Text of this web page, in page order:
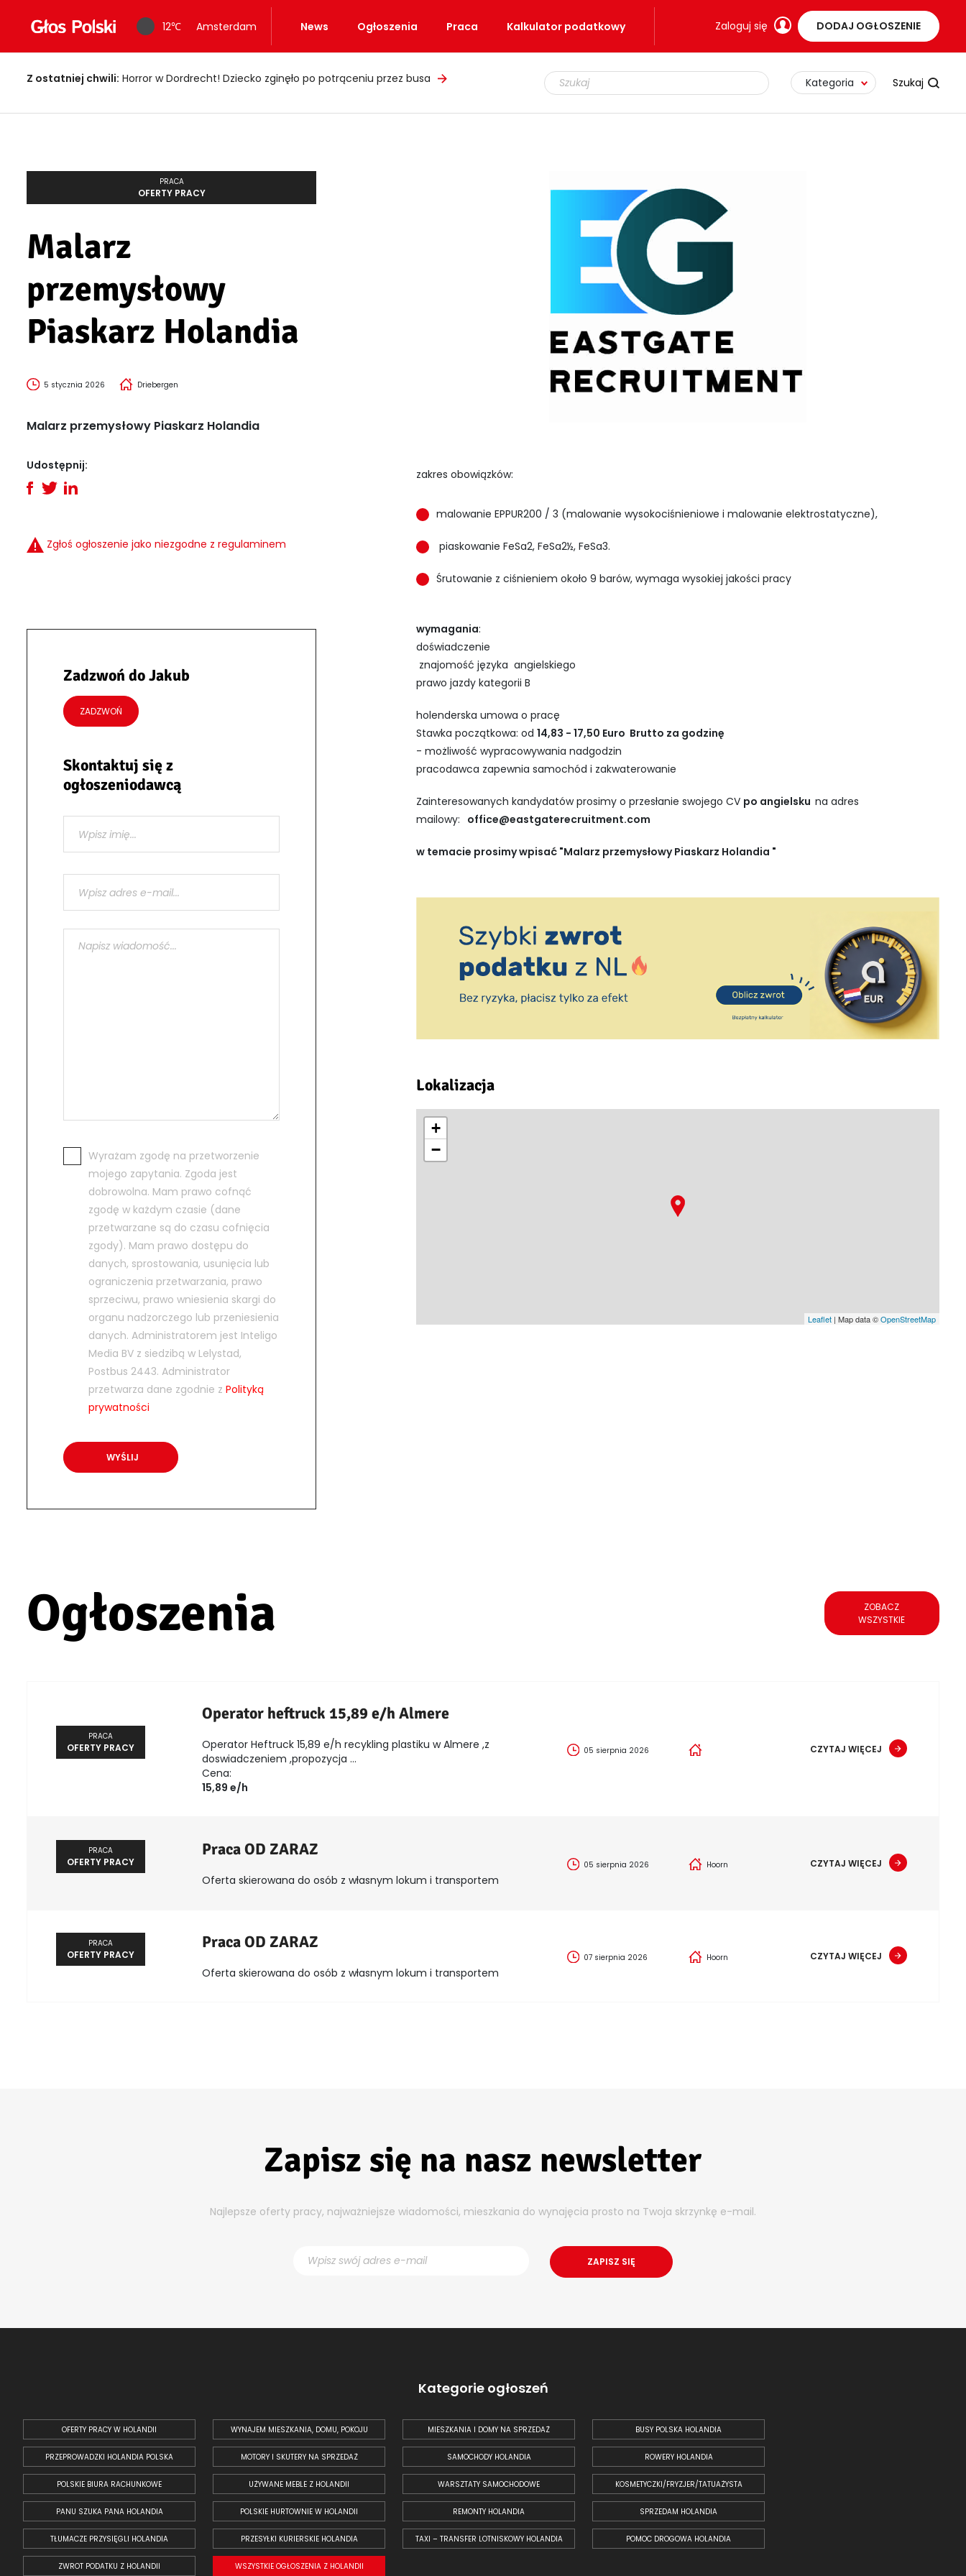
12℃ Amsterdam News Ogłoszenia Praca Kalkulator podatkowy Zaloguj się DODAJ OGŁOSZENIE
Z ostatniej chwili: Horror w Dordrecht! Dziecko zginęło po potrąceniu przez busa Kategoria
PRACA
OFERTY PRACY
Malarz
przemysłowy
Piaskarz Holandia
5 stycznia 2026 Driebergen
Malarz przemysłowy Piaskarz Holandia
Udostępnij:
Zgłoś ogłoszenie jako niezgodne z regulaminem
Zadzwoń do Jakub
ZADZWOŃ
Skontaktuj się z
ogłoszeniodawcą
Wyrażam zgodę na przetworzenie
mojego zapytania. Zgoda jest
dobrowolna. Mam prawo cofnąć
zgodę w każdym czasie (dane
przetwarzane są do czasu cofnięcia
zgody). Mam prawo dostępu do
danych, sprostowania, usunięcia lub
ograniczenia przetwarzania, prawo
sprzeciwu, prawo wniesienia skargi do
organu nadzorczego lub przeniesienia
danych. Administratorem jest Inteligo
Media BV z siedzibą w Lelystad,
Postbus 2443. Administrator
przetwarza dane zgodnie z Polityką
prywatności
zakres obowiązków:
malowanie EPPUR200 / 3 (malowanie wysokociśnieniowe i malowanie elektrostatyczne),
piaskowanie FeSa2, FeSa2½, FeSa3.
Śrutowanie z ciśnieniem około 9 barów, wymaga wysokiej jakości pracy
wymagania:
doświadczenie
znajomość języka angielskiego
prawo jazdy kategorii B
holenderska umowa o pracę
Stawka początkowa: od 14,83 - 17,50 Euro Brutto za godzinę
- możliwość wypracowywania nadgodzin
pracodawca zapewnia samochód i zakwaterowanie
Zainteresowanych kandydatów prosimy o przesłanie swojego CV po angielsku na adres
mailowy: office@eastgaterecruitment.com
w temacie prosimy wpisać "Malarz przemysłowy Piaskarz Holandia "
Lokalizacja
+
−
Leaflet| Map data ©OpenStreetMap
Ogłoszenia
ZOBACZ
WSZYSTKIE
PRACA
OFERTY PRACY
Operator heftruck 15,89 e/h Almere
Operator Heftruck 15,89 e/h recykling plastiku w Almere ,z
doswiadczeniem ,propozycja ...
Cena:
15,89 e/h
05 sierpnia 2026 CZYTAJ WIĘCEJ
PRACA
OFERTY PRACY
Praca OD ZARAZ
Oferta skierowana do osób z własnym lokum i transportem
05 sierpnia 2026 Hoorn CZYTAJ WIĘCEJ
PRACA
OFERTY PRACY
Praca OD ZARAZ
Oferta skierowana do osób z własnym lokum i transportem
07 sierpnia 2026 Hoorn CZYTAJ WIĘCEJ
Zapisz się na nasz newsletter
Najlepsze oferty pracy, najważniejsze wiadomości, mieszkania do wynajęcia prosto na Twoja skrzynkę e-mail.
Kategorie ogłoszeń
OFERTY PRACY W HOLANDII WYNAJEM MIESZKANIA, DOMU, POKOJU MIESZKANIA I DOMY NA SPRZEDAŻ BUSY POLSKA HOLANDIA
PRZEPROWADZKI HOLANDIA POLSKA MOTORY I SKUTERY NA SPRZEDAŻ SAMOCHODY HOLANDIA ROWERY HOLANDIA
POLSKIE BIURA RACHUNKOWE UŻYWANE MEBLE Z HOLANDII WARSZTATY SAMOCHODOWE KOSMETYCZKI/FRYZJER/TATUAŻYSTA
PANU SZUKA PANA HOLANDIA POLSKIE HURTOWNIE W HOLANDII REMONTY HOLANDIA SPRZEDAM HOLANDIA
TŁUMACZE PRZYSIĘGLI HOLANDIA PRZESYŁKI KURIERSKIE HOLANDIA TAXI – TRANSFER LOTNISKOWY HOLANDIA POMOC DROGOWA HOLANDIA
ZWROT PODATKU Z HOLANDII WSZYSTKIE OGŁOSZENIA Z HOLANDII